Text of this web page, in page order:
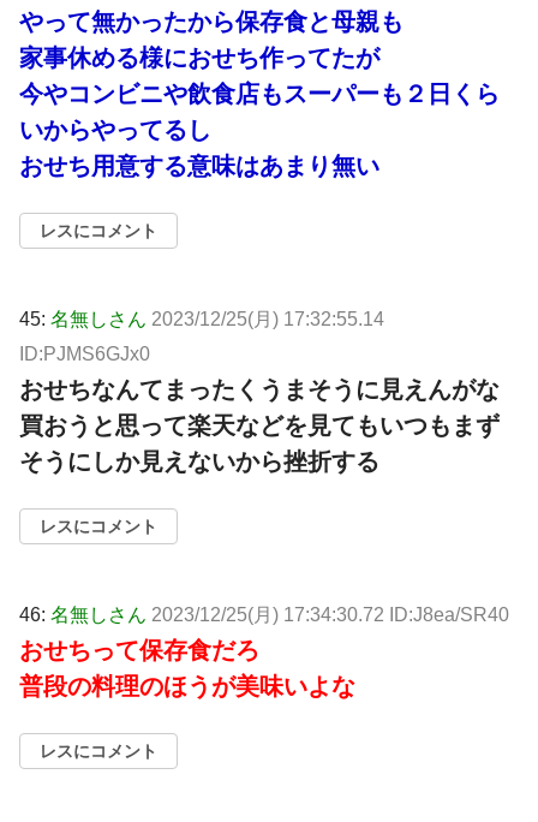
やって無かったから保存食と母親も
家事休める様におせち作ってたが
今やコンビニや飲食店もスーパーも２日くら
いからやってるし
おせち用意する意味はあまり無い
レスにコメント
45: 名無しさん 2023/12/25(月) 17:32:55.14
ID:PJMS6GJx0
おせちなんてまったくうまそうに見えんがな
買おうと思って楽天などを見てもいつもまず
そうにしか見えないから挫折する
レスにコメント
46: 名無しさん 2023/12/25(月) 17:34:30.72 ID:J8ea/SR40
おせちって保存食だろ
普段の料理のほうが美味いよな
レスにコメント